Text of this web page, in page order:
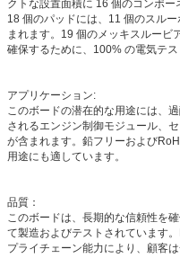
クトな設置面積に 16 個のコンポ
18 個のパッドには、11 個のスル
まれます。19 個のメッキスルービ
確保するために、100% の電気テス
アプリケーション:
このボードの潜在的な用途には、
されるエンジン制御モジュール、
が含まれます。鉛フリーおよび
用途にも適しています。
品質：
このボードは、長期的な信頼性を
て製造およびテストされています
プライチェーン能力により、顧客